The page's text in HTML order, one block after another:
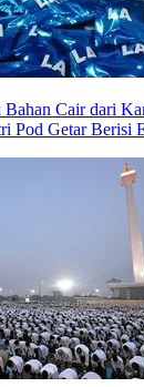
Bahan Cair dari
Pod Getar Berisi